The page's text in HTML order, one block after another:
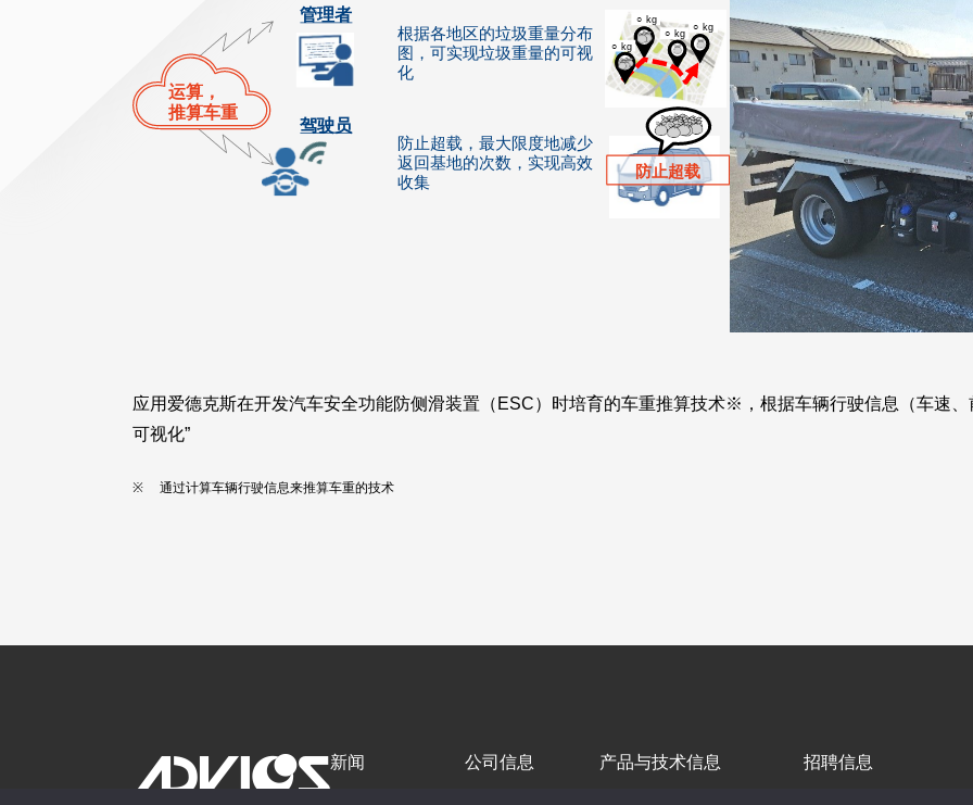
应用爱德克斯在开发汽车安全功能防侧滑装置（ESC）时培育的车重推算技术※，根据车辆行驶信息（车速
可视化”
通过计算车辆行驶信息来推算车重的技术
新闻 公司信息 产品与技术信息 招聘信息